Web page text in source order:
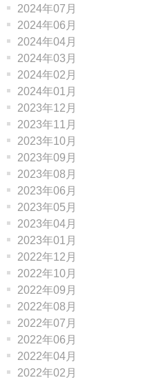
2024年07月
2024年06月
2024年04月
2024年03月
2024年02月
2024年01月
2023年12月
2023年11月
2023年10月
2023年09月
2023年08月
2023年06月
2023年05月
2023年04月
2023年01月
2022年12月
2022年10月
2022年09月
2022年08月
2022年07月
2022年06月
2022年04月
2022年02月